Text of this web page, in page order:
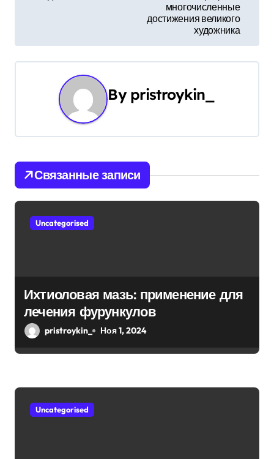
г
и
я
п
о
и
я
м
многочисленные
достижения великого
художника
By pristroykin_
Связанные записи
Uncategorised
Ихтиоловая мазь: применение для
лечения фурункулов
pristroykin_ Ноя 1, 2024
Uncategorised